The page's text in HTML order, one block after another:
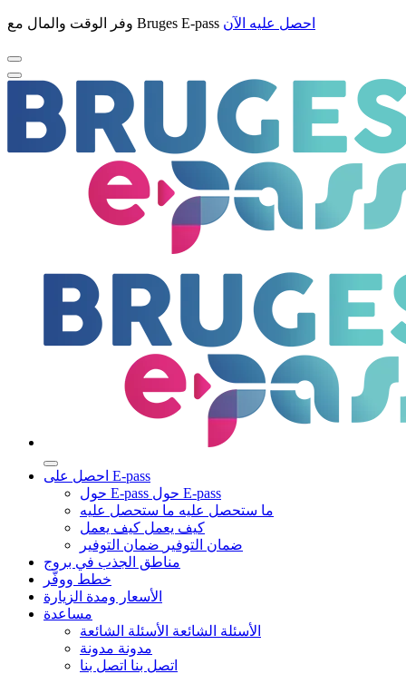
وفر الوقت والمال مع Bruges E-pass احصل عليه الآن
احصل على E-pass
حول E-pass
حول E-pass
ما ستحصل عليه ما ستحصل عليه
كيف يعمل كيف يعمل
ضمان التوفير ضمان التوفير
مناطق الجذب في بروج
خطط ووفّر
الأسعار ومدة الزيارة
مساعدة
الأسئلة الشائعة الأسئلة الشائعة
مدونة مدونة
اتصل بنا اتصل بنا